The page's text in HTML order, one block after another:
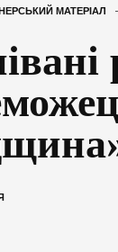
МАТЕРІАЛ